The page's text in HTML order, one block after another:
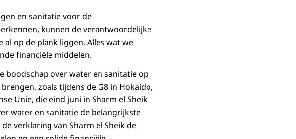
en sanitatie voor de
kunnen de verantwoordelijke
op de plank liggen. Alles wat we
financiële middelen.
boodschap over water en sanitatie op
zoals tijdens de G8 in Hokaido,
Unie, die eind juni in Sharm el Sheik
water en sanitatie de belangrijkste
verklaring van Sharm el Sheik de